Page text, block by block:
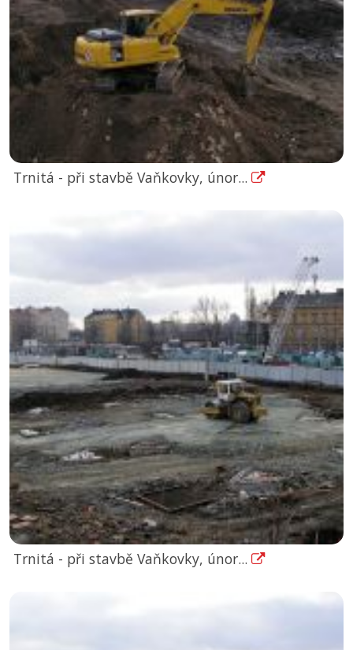
Trnitá - při stavbě Vaňkovky, únor...
Trnitá - při stavbě Vaňkovky, únor...